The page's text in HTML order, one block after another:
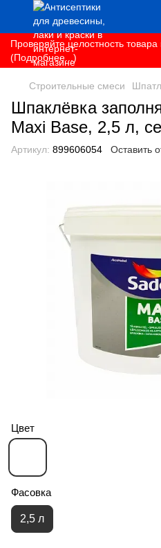
Проверяйте целостность
(Подробнее...)
Строительные смеси
Шпаклёвка
Maxi Base, 2,5 л,
Артикул: 899606054 Оставить
Цвет
Фасовка
2,5 л